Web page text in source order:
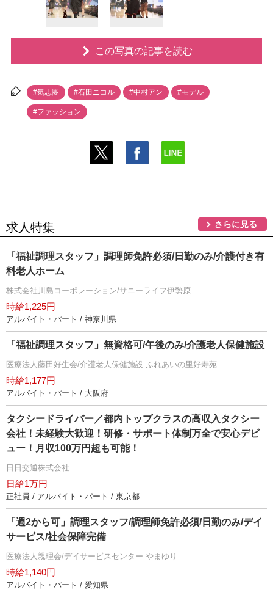
この写真の記事を読む
#氣志團 #石田ニコル #中村アン #モデル
#ファッション
求人特集 さらに見る
「福祉調理スタッフ」調理師免許必須/日勤のみ/介護付き有
料老人ホーム
株式会社川島コーポレーション/サニーライフ伊勢原
時給1,225円
アルバイト・パート / 神奈川県
「福祉調理スタッフ」無資格可/午後のみ/介護老人保健施設
医療法人藤田好生会/介護老人保健施設 ふれあいの里好寿苑
時給1,177円
アルバイト・パート / 大阪府
タクシードライバー／都内トップクラスの高収入タクシー
会社！未経験大歓迎！研修・サポート体制万全で安心デビ
ュー！月収100万円超も可能！
日日交通株式会社
日給1万円
正社員 / アルバイト・パート / 東京都
「週2から可」調理スタッフ/調理師免許必須/日勤のみ/デイ
サービス/社会保障完備
医療法人親理会/デイサービスセンター やまゆり
時給1,140円
アルバイト・パート / 愛知県